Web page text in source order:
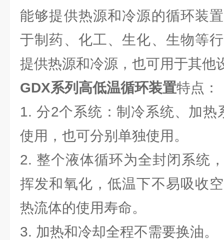
能够提供热源和冷源的循环装
于制药、化工、生化、生物等
提供热源和冷源，也可用于其他
GDX系列高低温循环装置特点：
1. 分2个系统：制冷系统、加热
使用，也可分别单独使用。
2. 整个液体循环为全封闭系统
挥发和氧化，低温下不易吸收
热流体的使用寿命。
3. 加热和冷却全程不需要换油。